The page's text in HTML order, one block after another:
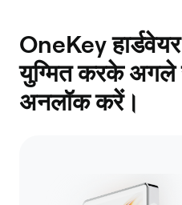
OneKey
युग्मित करके अगले
अनलॉक करें।